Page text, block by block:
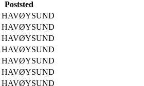
Poststed
HAVØYSUND
HAVØYSUND
HAVØYSUND
HAVØYSUND
HAVØYSUND
HAVØYSUND
HAVØYSUND